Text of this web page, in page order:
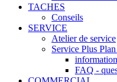
TACHES
Conseils
SERVICE
Atelier de service
Service Plus
FAQ -